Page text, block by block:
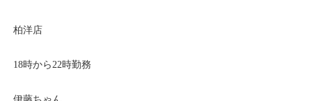
柏洋店
18時から22時勤務